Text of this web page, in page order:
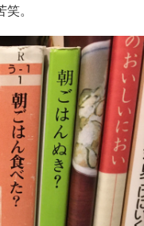
。